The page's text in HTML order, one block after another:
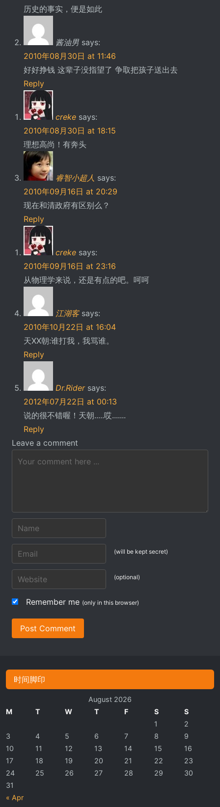
历史的事实，便是如此
酱油男 says:
2010年08月30日 at 11:46
好好挣钱 这辈子没指望了 争取把孩子送出去
Reply
creke says:
2010年08月30日 at 18:15
理想高尚！有奔头
睿智小超人 says:
2010年09月16日 at 20:29
现在和清政府有区别么？
Reply
creke says:
2010年09月16日 at 23:16
从物理学来说，还是有点的吧。呵呵
江湖客 says:
2010年10月22日 at 16:04
天XX朝:谁打我，我骂谁。
Reply
Dr.Rider says:
2012年07月22日 at 00:13
说的很不错喔！天朝.....哎.......
Reply
Leave a comment
(will be kept secret)
(optional)
Remember me (only in this browser)
Post Comment
时间脚印
August 2026
M
T W T F S S
« Apr
1
2
3
4 5 6 7 8
9
10
11 12 13 14 15
16
17
18 19 20 21 22
23
24
25 26 27 28 29
30
31